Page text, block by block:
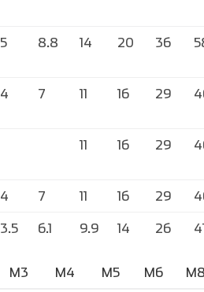
5 8.8 14 20 36
4 7 11 16 29
11 16 29
4 7 11 16 29
3.5 6.1 9.9 14 26
M3 M4 M5 M6